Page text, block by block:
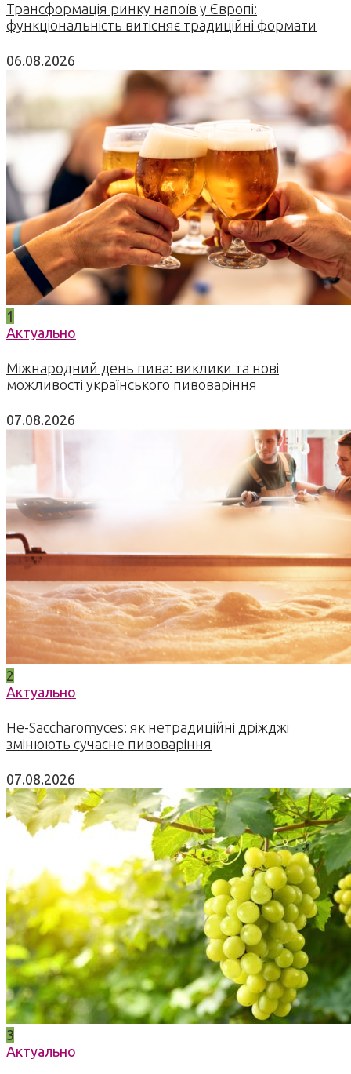
Трансформація ринку напоїв у Європі:
функціональність витісняє традиційні формати
06.08.2026
1
Актуально
Міжнародний день пива: виклики та нові
можливості українського пивоваріння
07.08.2026
2
Актуально
Не-Saccharomyces: як нетрадиційні дріжджі
змінюють сучасне пивоваріння
07.08.2026
3
Актуально